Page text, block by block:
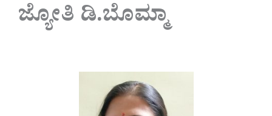
ಜ್ಯೋತಿ ಡಿ.ಬೊಮ್ಮಾ